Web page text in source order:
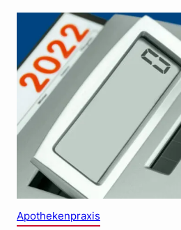
Apothekenpraxis